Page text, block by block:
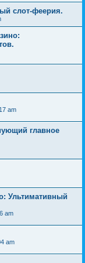
слот-феерия.
am
главное
Ультимативный
am
am